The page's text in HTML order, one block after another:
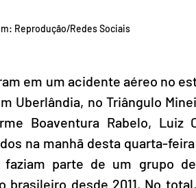
Reprodução/Redes Sociais
em um acidente aéreo no
Uberlândia, no Triângulo
Boaventura Rabelo, Luiz
na manhã desta quarta-
parte de um grupo
desde 2011. No